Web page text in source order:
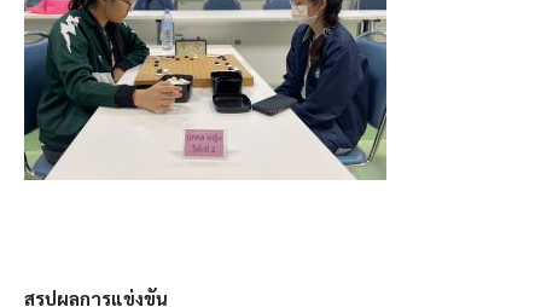
สรุปผลการแข่งขัน